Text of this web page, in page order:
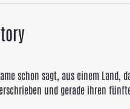
schon sagt, aus einem
und gerade ihren